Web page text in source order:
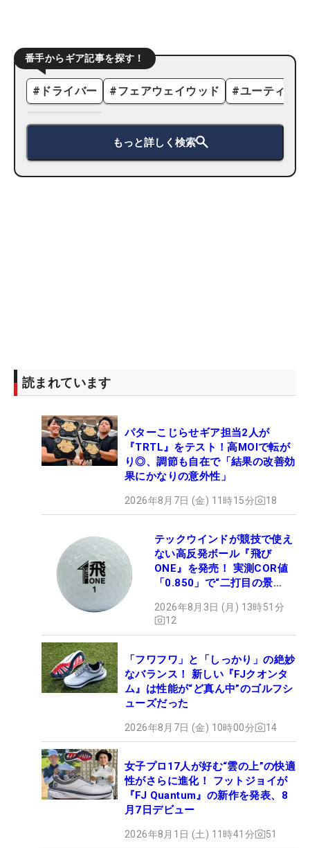
番手からギア記事を探す！
# ドライバー #フェアウェイウッド #ユーティリ
もっと詳しく検索
読まれています
パターこじらせギア担当2人が
『TRTL』をテスト！高MOIで転が
り◎、調節も自在で「結果の改善効
果にかなりの意外性」
2026年8月7日 (金) 11時15分 18
テックウインドが競技で使え
ない高反発ボール『飛び
ONE』を発売！ 実測COR値
「0.850」で“二打目の景
2026年8月3日 (月) 13時51分
12
「フワフワ」と「しっかり」の絶妙
なバランス！ 新しい『FJクオンタ
ム』は性能が“ど真ん中”のゴルフシ
ューズだった
2026年8月7日 (金) 10時00分 14
女子プロ17人が好む“雲の上”の快適
性がさらに進化！ フットジョイが
『FJ Quantum』の新作を発表、8
月7日デビュー
2026年8月1日 (土) 11時41分 51